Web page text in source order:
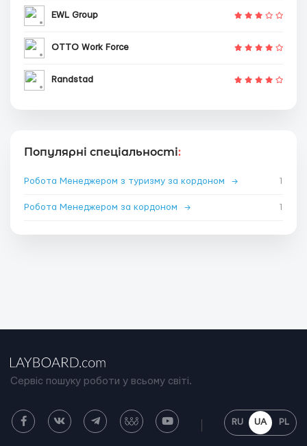
EWL Group
OTTO Work Force
Randstad
Популярні спеціальності:
Робота Менеджером з туризму за кордоном → 1
Робота Менеджером за кордоном → 1
Сервіс пошуку роботи у всьому світі.
RU UA PL